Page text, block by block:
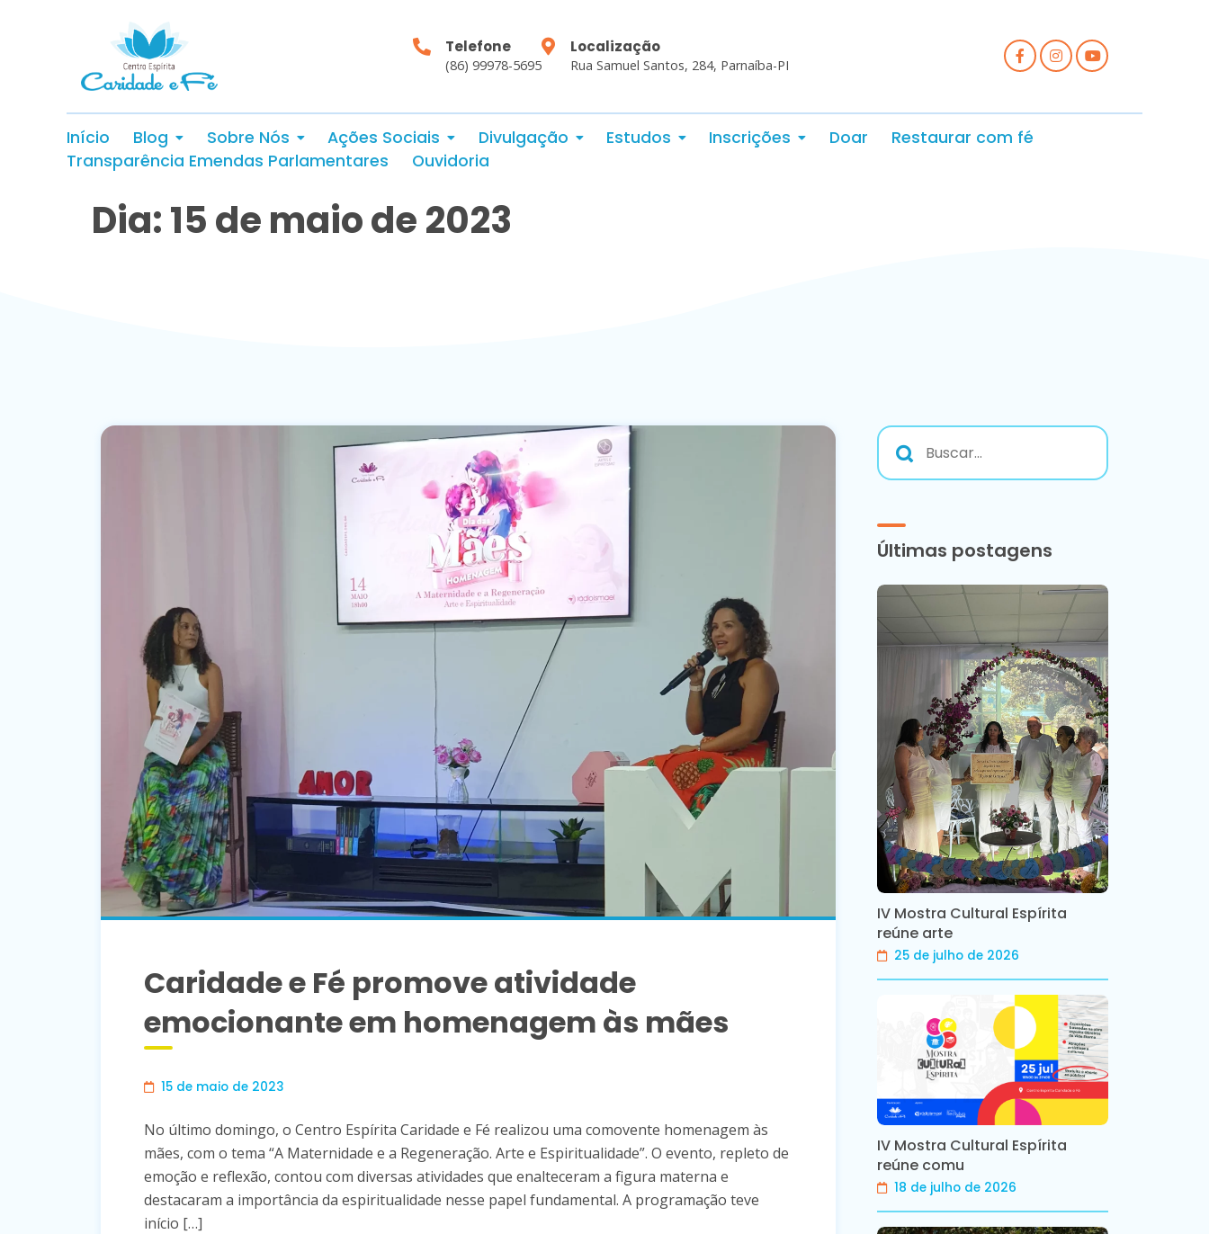
Telefone
(86) 99978-5695
Localização
Rua Samuel Santos, 284, Parnaíba-PI
Início Blog Sobre Nós Ações Sociais Divulgação Estudos Inscrições Doar
Restaurar com fé
Transparência Emendas Parlamentares
Ouvidoria
Dia: 15 de maio de 2023
Caridade e Fé promove atividade
emocionante em homenagem às mães
15 de maio de 2023
No último domingo, o Centro Espírita Caridade e Fé realizou uma comovente homenagem às
mães, com o tema “A Maternidade e a Regeneração. Arte e Espiritualidade”. O evento, repleto de
emoção e reflexão, contou com diversas atividades que enalteceram a figura materna e
destacaram a importância da espiritualidade nesse papel fundamental. A programação teve
início […]
Últimas postagens
IV Mostra Cultural Espírita
reúne arte
25 de julho de 2026
IV Mostra Cultural Espírita
reúne comu
18 de julho de 2026